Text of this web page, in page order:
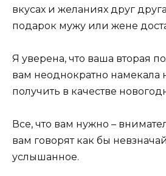
вкусах и желаниях друг
подарок мужу или жене
Я уверена, что ваша вторая
вам неоднократно намекала
получить в качестве
Все, что вам нужно –
вам говорят как бы
услышанное.